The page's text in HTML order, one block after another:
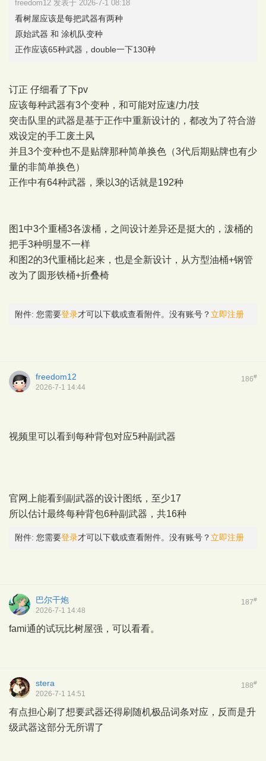
freedom12 发表于 2026-7-1 08:18
看树屋应该是每把武器有两种
原始武器 和 涂机队变种
正作应该65种武器，double一下130种
订正 仔细看了下pv
应该每种武器有3个变种，和可能对应速/力/技
突击队里的武器是基于正作中重新设计的，都改为了符合游
戏设定的手工废土风
并且3个变种也不是贴牌那种简单换色（3代后期贴牌也有少
量的非简单换色）
正作中有64种武器，乘以3的话就是192种
图1中3个重桶3各泼桶，之间设计差异还是挺大的，泼桶的
把手3种明显不一样
和图2的3代重桶比起来，也是全新设计，从方型油桶+钢管
改为了圆形铁桶+折叠椅
附件: 您需要登录才可以下载或查看附件。没有账号？ 立即注册
186#
freedom12
2026-7-1 14:44
视频里可以看到每种背包对应5种副武器
官网上能看到副武器的设计图纸，至少17
所以估计最终每种背包6种副武器，共16种
附件: 您需要登录才可以下载或查看附件。没有账号？ 立即注册
187#
巴尔干炮
2026-7-1 14:48
fami通的试玩比树屋强，可以看看。
188#
stera
2026-7-1 14:51
有点担心刷了想要武器还得刷随机极品词条对应，反而是升
级武器这部分无所谓了